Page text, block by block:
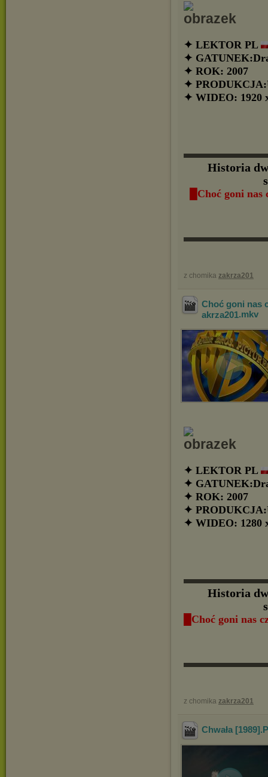
✦ LEKTOR PL
✦
✦ ROK: 2007
✦
✦ WIDEO: 1920
Historia
█Choć goni
z chomika zakrza201
Choć goni nas
akrza201.mkv
✦ LEKTOR PL
✦
✦ ROK: 2007
✦
✦ WIDEO: 1280
Historia
█Choć goni nas
z chomika zakrza201
Chwała